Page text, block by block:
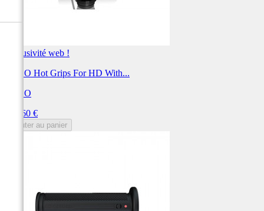
Exclusivité web !
KOSO Hot Grips For HD With...
KOSO
197,60 €
Ajouter au panier